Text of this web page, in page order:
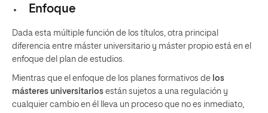
Enfoque
Dada esta múltiple función de los títulos, otra principal
diferencia entre máster universitario y máster propio está en el
enfoque del plan de estudios.
Mientras que el enfoque de los planes formativos de los
másteres universitarios están sujetos a una regulación y
cualquier cambio en él lleva un proceso que no es inmediato,